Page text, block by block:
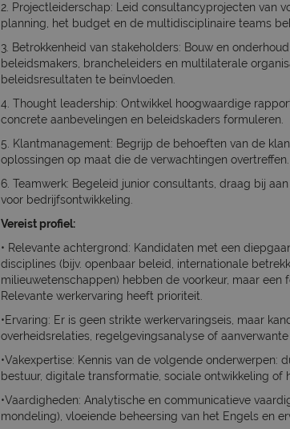
2. Projectleiderschap: Leid consultancyprojecten van
planning, het budget en de multidisciplinaire teams
3. Betrokkenheid van stakeholders: Bouw en
beleidsmakers, brancheleiders en multilaterale
beleidsresultaten te beïnvloeden.
4. Thought leadership: Ontwikkel hoogwaardige
concrete aanbevelingen en beleidskaders formuleren.
5. Klantmanagement: Begrijp de behoeften van de
oplossingen op maat die de verwachtingen overtreffen.
6. Teamwerk: Begeleid junior consultants, draag bij
voor bedrijfsontwikkeling.
Vereist profiel:
• Relevante achtergrond: Kandidaten met een
disciplines (bijv. openbaar beleid, internationale
milieuwetenschappen) hebben de voorkeur, maar een
Relevante werkervaring heeft prioriteit.
•Ervaring: Er is geen strikte werkervaringseis, maar
overheidsrelaties, regelgevingsanalyse of
•Vakexpertise: Kennis van de volgende onderwerpen:
bestuur, digitale transformatie, sociale ontwikkeling of
•Vaardigheden: Analytische en communicatieve
mondeling), vloeiende beheersing van het Engels en